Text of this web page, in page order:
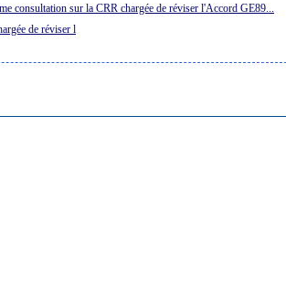
consultation sur la CRR chargée de réviser l'Accord GE89...
de réviser l